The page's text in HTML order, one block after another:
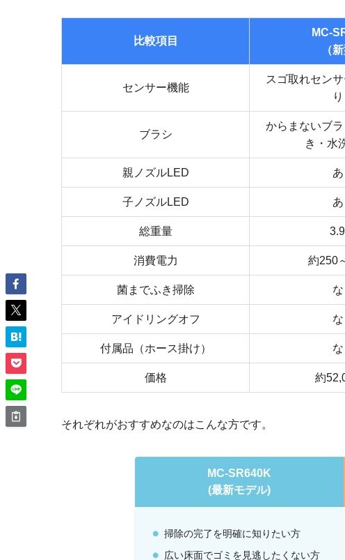
比較項目
MC-
（
センサー機能
スゴ取れセン
り
ブラシ
からまないブ
き・水
親ノズルLED あ
子ノズルLED あ
総重量
消費電力 約250
菌までふき掃除
アイドリングオフ
付属品（ホース掛け）
価格 約
それぞれがおすすめなのはこんな方です。
MC-SR640K
(最新モデル)
掃除の完了を明確に知りたい方
広い床面でゴミを見逃したくない方